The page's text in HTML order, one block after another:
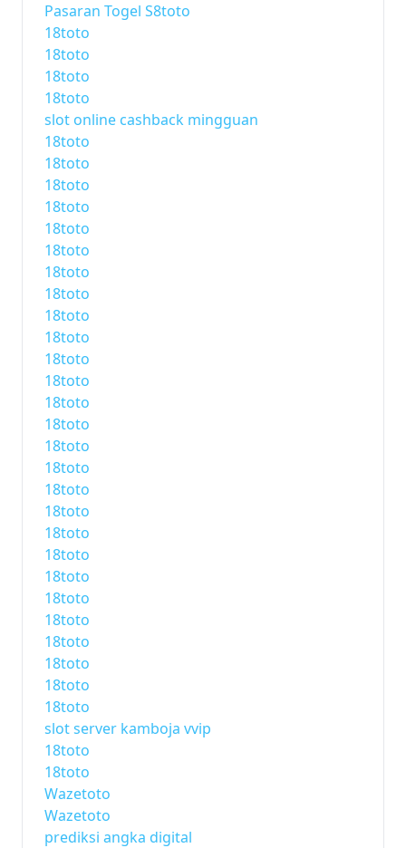
Pasaran Togel S8toto
18toto
18toto
18toto
18toto
slot online cashback mingguan
18toto
18toto
18toto
18toto
18toto
18toto
18toto
18toto
18toto
18toto
18toto
18toto
18toto
18toto
18toto
18toto
18toto
18toto
18toto
18toto
18toto
18toto
18toto
18toto
18toto
18toto
18toto
slot server kamboja vvip
18toto
18toto
Wazetoto
Wazetoto
prediksi angka digital